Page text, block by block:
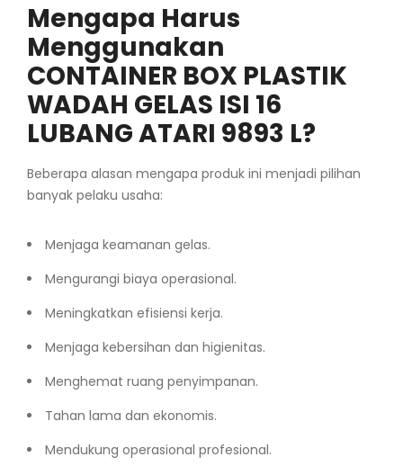
Mengapa Harus
Menggunakan
CONTAINER BOX PLASTIK
WADAH GELAS ISI 16
LUBANG ATARI 9893 L?
Beberapa alasan mengapa produk ini menjadi pilihan
banyak pelaku usaha:
Menjaga keamanan gelas.
Mengurangi biaya operasional.
Meningkatkan efisiensi kerja.
Menjaga kebersihan dan higienitas.
Menghemat ruang penyimpanan.
Tahan lama dan ekonomis.
Mendukung operasional profesional.